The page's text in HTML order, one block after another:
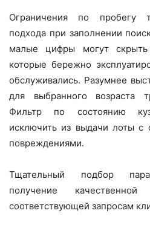
Ограничения по пробегу
подхода при заполнении
малые цифры могут скрыть
которые бережно
обслуживались. Разумнее
для выбранного возраста
Фильтр по состоянию
исключить из выдачи лоты с
повреждениями.
Тщательный подбор
получение
соответствующей запросам